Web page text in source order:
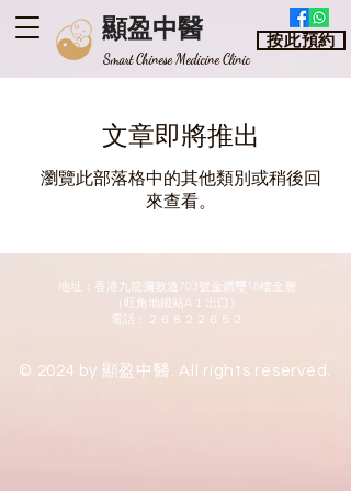
按此預約
顯盈中醫
​Smart Chinese Medicine Clinic
文章即將推出
瀏覽此部落格中的其他類別或稍後回
來查看。
地址：香港九龍彌敦道703號金鑽璽18樓全層
​（旺角地鐵站A１出口）
​電話：２６８２２６５２
© 2024 by 顯盈中醫. All rights reserved.